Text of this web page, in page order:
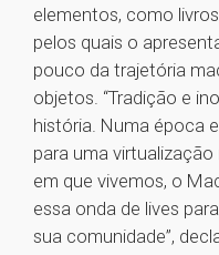
elementos, como
pelos quais o
pouco da trajetória
objetos. “Tradição e
história. Numa época
para uma
em que vivemos, o
essa onda de lives
sua comunidade”,